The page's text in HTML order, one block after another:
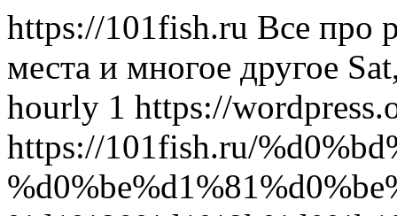
https://101fish.ru Все про
места и многое другое
hourly 1 https://
https://101fish.ru/